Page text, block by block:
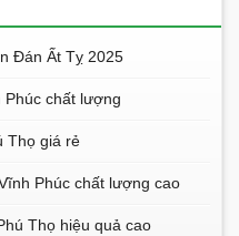
Đán Ất Tỵ 2025
chất lượng
Thọ giá rẻ
Phúc chất lượng cao
Thọ hiệu quả cao